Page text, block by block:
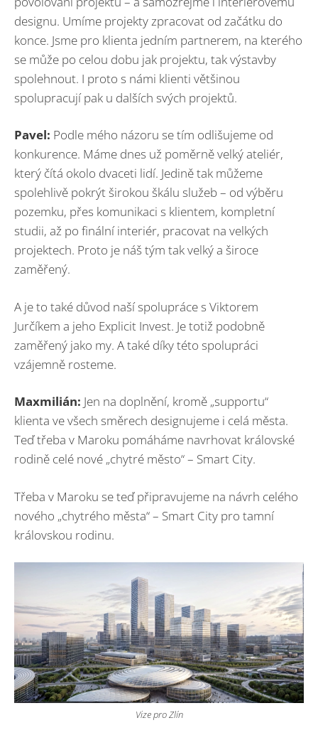
designu. Umíme projekty zpracovat od začátku do
konce. Jsme pro klienta jedním partnerem, na kterého
se může po celou dobu jak projektu, tak výstavby
spolehnout. I proto s námi klienti většinou
spolupracují pak u dalších svých projektů.
Pavel: Podle mého názoru se tím odlišujeme od
konkurence. Máme dnes už poměrně velký ateliér,
který čítá okolo dvaceti lidí. Jedině tak můžeme
spolehlivě pokrýt širokou škálu služeb – od výběru
pozemku, přes komunikaci s klientem, kompletní
studii, až po finální interiér, pracovat na velkých
projektech. Proto je náš tým tak velký a široce
zaměřený.
A je to také důvod naší spolupráce s Viktorem
Jurčíkem a jeho Explicit Invest. Je totiž podobně
zaměřený jako my. A také díky této spolupráci
vzájemně rosteme.
Maxmilián: Jen na doplnění, kromě „supportu“
klienta ve všech směrech designujeme i celá města.
Teď třeba v Maroku pomáháme navrhovat královské
rodině celé nové „chytré město“ – Smart City.
Třeba v Maroku se teď připravujeme na návrh celého
nového „chytrého města“ – Smart City pro tamní
královskou rodinu.
Vize pro Zlín